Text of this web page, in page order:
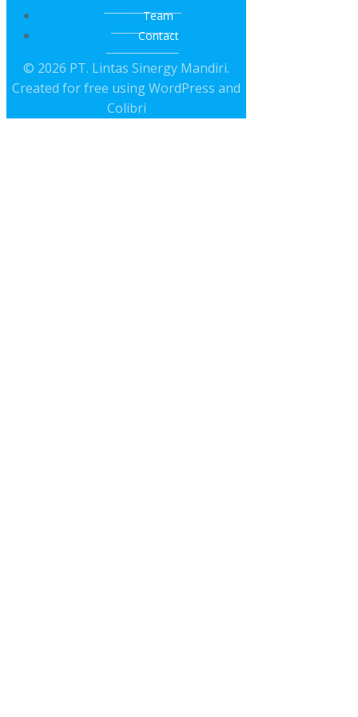
Team
Contact
© 2026 PT. Lintas Sinergy Mandiri.
Created for free using WordPress and
Colibri